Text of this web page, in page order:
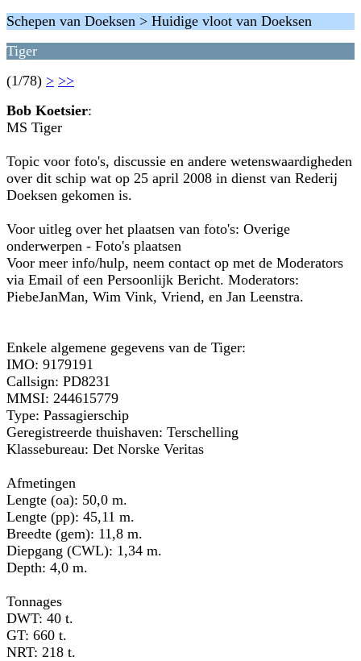
Schepen van Doeksen > Huidige vloot van Doeksen
Tiger
(1/78) > >>
Bob Koetsier:
MS Tiger
Topic voor foto's, discussie en andere wetenswaardigheden
over dit schip wat op 25 april 2008 in dienst van Rederij
Doeksen gekomen is.
Voor uitleg over het plaatsen van foto's: Overige
onderwerpen - Foto's plaatsen
Voor meer info/hulp, neem contact op met de Moderators
via Email of een Persoonlijk Bericht. Moderators:
PiebeJanMan, Wim Vink, Vriend, en Jan Leenstra.
Enkele algemene gegevens van de Tiger:
IMO: 9179191
Callsign: PD8231
MMSI: 244615779
Type: Passagierschip
Geregistreerde thuishaven: Terschelling
Klassebureau: Det Norske Veritas
Afmetingen
Lengte (oa): 50,0 m.
Lengte (pp): 45,11 m.
Breedte (gem): 11,8 m.
Diepgang (CWL): 1,34 m.
Depth: 4,0 m.
Tonnages
DWT: 40 t.
GT: 660 t.
NRT: 218 t.